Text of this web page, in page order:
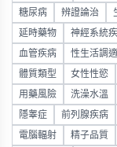
糖尿病 辨證論治
延時藥物 神經系統
血管疾病 性生活調適
體質類型 女性性慾
用藥風險 洗澡水溫
隱睾症 前列腺疾病
電腦輻射 精子品質